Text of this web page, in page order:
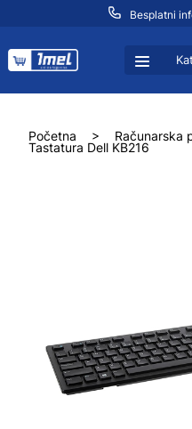
Besplatni
Početna > Računarska
Tastatura Dell KB216